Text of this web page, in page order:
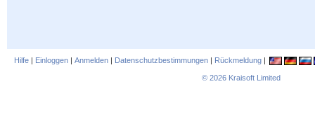
Hilfe | Einloggen | Anmelden | Datenschutzbestimmungen | Rückmeldung |
© 2026 Kraisoft Limited